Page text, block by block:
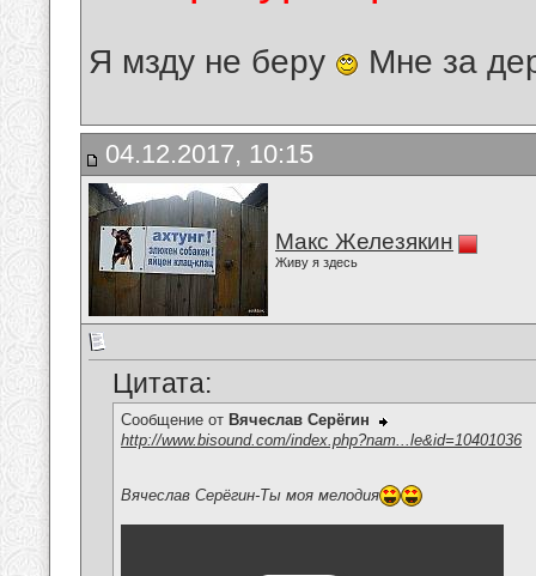
Я мзду не беру Мне за
04.12.2017, 10:15
Макс Железякин
Живу я здесь
Цитата:
Сообщение от Вячеслав Серёгин
http://www.bisound.com/index.php?nam...le&id=10401036
Вячеслав Серёгин-Ты моя мелодия